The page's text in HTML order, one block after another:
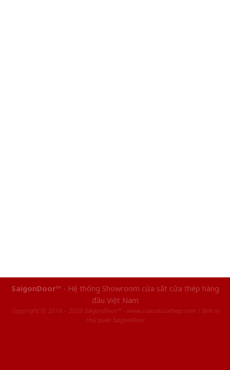
SaigonDoor™ - Hệ thống Showroom cửa sắt cửa thép hàng
đầu Việt Nam
Copyright ⓒ 2016 – 2026 SaigonDoor™ - www.cuasatcuathep.com | Đơn vị
chủ quản SaigonDoor